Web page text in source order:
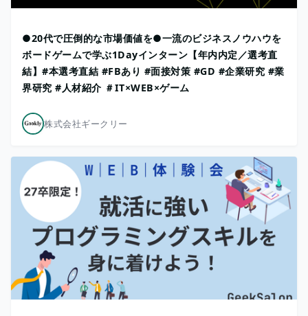
●20代で圧倒的な市場価値を●一流のビジネスノウハウを
ボードゲームで学ぶ1Dayインターン【年内内定／選考直
結】#本選考直結 #FBあり #面接対策 #GD #企業研究 #業
界研究 #人材紹介 ＃IT×WEB×ゲーム
株式会社ギークリー